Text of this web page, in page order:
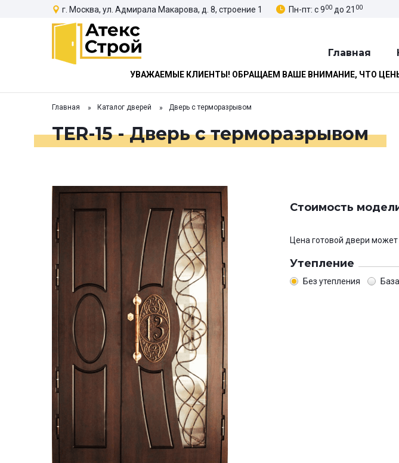
г. Москва, ул. Адмирала Макарова, д. 8, строение 1 Пн-пт: с 900 до 21 00
Главная
УВАЖАЕМЫЕ КЛИЕНТЫ! ОБРАЩАЕМ ВАШЕ ВНИМАНИЕ, ЧТО
Главная Каталог дверей Дверь с терморазрывом
TER-15 - Дверь с терморазрывом
Стоимость
Цена готовой двери может
Утепление
Без утепления